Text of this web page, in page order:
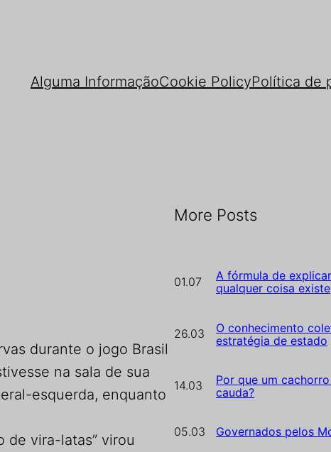
Alguma InformaçãoCookie PolicyPolítica de
durante o jogo Brasil
na sala de sua
esquerda, enquanto
de vira-latas” virou
More Posts
01.07
A fórmula de
qualquer coisa existe
26.03
O conhecimento
estratégia de estado
14.03
Por que um
cauda?
05.03 Governados pelos